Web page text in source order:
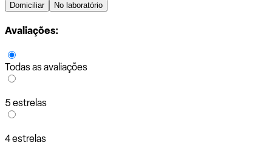
Domiciliar No laboratório
Avaliações:
Todas as avaliações
5 estrelas
4 estrelas